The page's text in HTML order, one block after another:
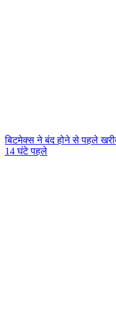
बिटमेक्स ने बंद होने से पहले
14 घंटे पहले